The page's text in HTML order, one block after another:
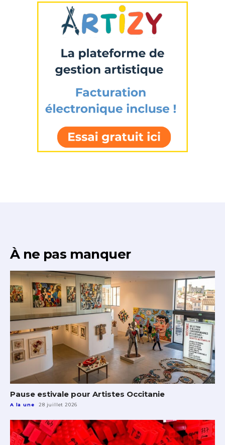
À ne pas manquer
Pause estivale pour Artistes Occitanie
A la une 28 juillet 2026